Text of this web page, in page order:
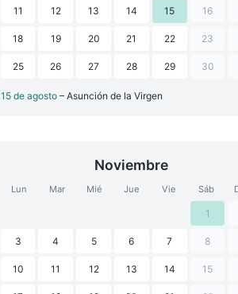
11 12 13 14 15 16
18 19 20 21 22 23
25 26 27 28 29 30
15 de agosto – Asunción de la Virgen
Noviembre
Lun Mar Mié Jue Vie Sáb
1
3 4 5 6 7 8
10 11 12 13 14 15